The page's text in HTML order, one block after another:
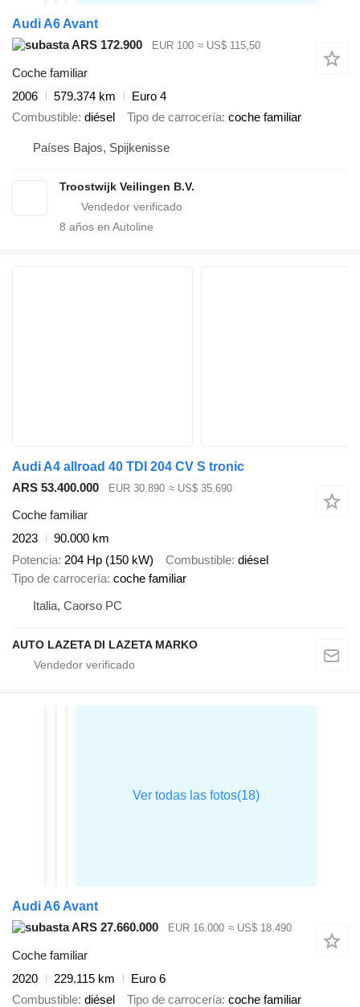
Audi A6 Avant
ARS 172.900
EUR 100 ≈ US$ 115,50
Coche familiar
2006
579.374 km
Euro 4
Combustible diésel Tipo de carrocería coche familiar
Países Bajos, Spijkenisse
Troostwijk Veilingen B.V.
8 años en Autoline
Audi A4 allroad 40 TDI 204 CV S tronic
ARS 53.400.000
EUR 30.890 ≈ US$ 35.690
Coche familiar
2023
90.000 km
Potencia 204 Hp (150 kW) Combustible diésel
Tipo de carrocería coche familiar
Italia, Caorso PC
AUTO LAZETA DI LAZETA MARKO
Audi A6 Avant
ARS 27.660.000
EUR 16.000 ≈ US$ 18.490
Coche familiar
2020
229.115 km
Euro 6
Combustible diésel Tipo de carrocería coche familiar